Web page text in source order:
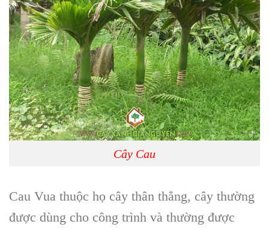
Cây Cau
Cau Vua thuộc họ cây thân thẳng, cây thường
được dùng cho công trình và thường được